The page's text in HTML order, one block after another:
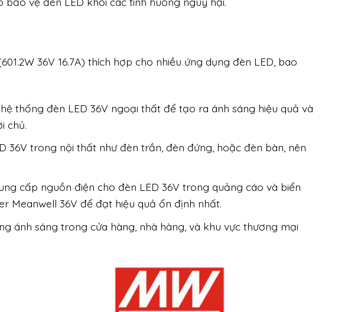
36V 16.7A) thích hợp cho nhiều ứng dụng đèn LED, bao
thống đèn LED 36V ngoại thất để tạo ra ánh sáng hiệu quả và
chủ.
36V trong nội thất như đèn trần, đèn đứng, hoặc đèn bàn, nên
cấp nguồn điện cho đèn LED 36V trong quảng cáo và biển
Meanwell 36V để đạt hiệu quả ổn định nhất.
ánh sáng trong cửa hàng, nhà hàng, và khu vực thương mại